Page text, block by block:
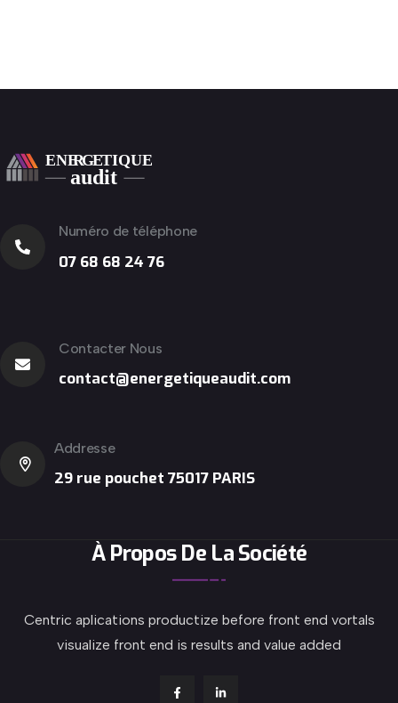
Numéro de téléphone
07 68 68 24 76
Contacter Nous
contact@energetiqueaudit.com
Addresse
29 rue pouchet 75017 PARIS
À Propos De La Société
Centric aplications productize before front end vortals
visualize front end is results and value added